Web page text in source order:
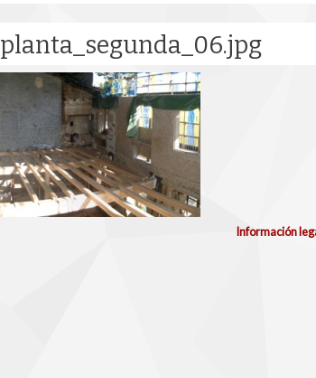
planta_segunda_06.jpg
Información